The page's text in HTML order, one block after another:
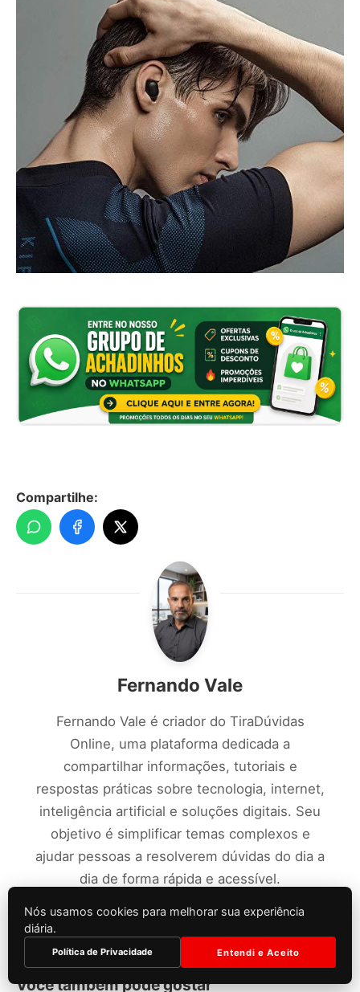
Compartilhe:
Fernando Vale
Fernando Vale é criador do TiraDúvidas
Online, uma plataforma dedicada a
compartilhar informações, tutoriais e
respostas práticas sobre tecnologia, internet,
inteligência artificial e soluções digitais. Seu
objetivo é simplificar temas complexos e
ajudar pessoas a resolverem dúvidas do dia a
dia de forma rápida e acessível.
Você também pode gostar
Nós usamos cookies para melhorar sua experiência
diária.
Política de Privacidade Entendi e Aceito